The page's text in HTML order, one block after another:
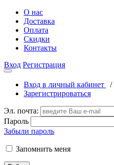
О нас
Доставка
Оплата
Скидки
Контакты
Вход Регистрация
Вход в личный кабинет
/
Зарегистрироваться
Эл. почта:
Пароль
Забыли пароль
Запомнить меня